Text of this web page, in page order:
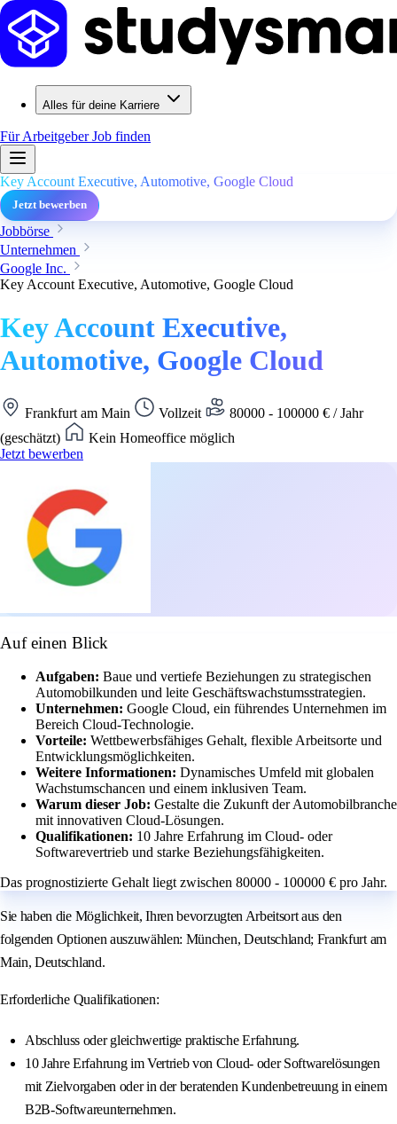
Alles für deine Karriere
Für ArbeitgeberJob finden
Key Account Executive, Automotive, Google Cloud
Jetzt bewerben
Jobbörse
Unternehmen
Google Inc.
Key Account Executive, Automotive, Google Cloud
Key Account Executive,
Automotive, Google Cloud
Frankfurt am Main Vollzeit
80000 - 100000 € / Jahr
(geschätzt)
Kein Homeoffice möglich
Jetzt bewerben
Auf einen Blick
Aufgaben: Baue und vertiefe Beziehungen zu strategischen
Automobilkunden und leite Geschäftswachstumsstrategien.
Unternehmen: Google Cloud, ein führendes Unternehmen im
Bereich Cloud-Technologie.
Vorteile: Wettbewerbsfähiges Gehalt, flexible Arbeitsorte und
Entwicklungsmöglichkeiten.
Weitere Informationen: Dynamisches Umfeld mit globalen
Wachstumschancen und einem inklusiven Team.
Warum dieser Job: Gestalte die Zukunft der Automobilbranche
mit innovativen Cloud-Lösungen.
Qualifikationen: 10 Jahre Erfahrung im Cloud- oder
Softwarevertrieb und starke Beziehungsfähigkeiten.
Das prognostizierte Gehalt liegt zwischen 80000 - 100000 € pro Jahr.
Sie haben die Möglichkeit, Ihren bevorzugten Arbeitsort aus den
folgenden Optionen auszuwählen: München, Deutschland; Frankfurt am
Main, Deutschland.
Erforderliche Qualifikationen:
Abschluss oder gleichwertige praktische Erfahrung.
10 Jahre Erfahrung im Vertrieb von Cloud- oder Softwarelösungen
mit Zielvorgaben oder in der beratenden Kundenbetreuung in einem
B2B-Softwareunternehmen.